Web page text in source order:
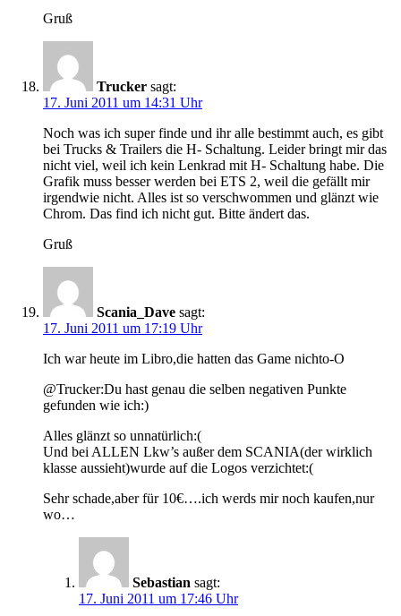
Gruß
Trucker sagt:
17. Juni 2011 um 14:31 Uhr
Noch was ich super finde und ihr alle bestimmt auch, es gibt
bei Trucks & Trailers die H- Schaltung. Leider bringt mir das
nicht viel, weil ich kein Lenkrad mit H- Schaltung habe. Die
Grafik muss besser werden bei ETS 2, weil die gefällt mir
irgendwie nicht. Alles ist so verschwommen und glänzt wie
Chrom. Das find ich nicht gut. Bitte ändert das.
Gruß
Scania_Dave sagt:
17. Juni 2011 um 17:19 Uhr
Ich war heute im Libro,die hatten das Game nichto-O
@Trucker:Du hast genau die selben negativen Punkte
gefunden wie ich:)
Alles glänzt so unnatürlich:(
Und bei ALLEN Lkw’s außer dem SCANIA(der wirklich
klasse aussieht)wurde auf die Logos verzichtet:(
Sehr schade,aber für 10€….ich werds mir noch kaufen,nur
wo…
Sebastian sagt:
17. Juni 2011 um 17:46 Uhr